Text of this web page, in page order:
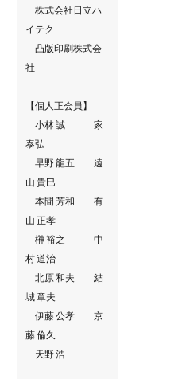
株式会社日立ハ
イテク
凸版印刷株式会
社
【個人正会員】
小林 誠 家
泰弘
早野 龍五 遠
山 貴巳
本間 芳和 有
山 正孝
榊 裕之 中
村 道治
北原 和夫 結
城 章夫
伊藤 公孝 京
藤 倫久
天野 浩